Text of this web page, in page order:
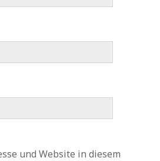
und Website in diesem